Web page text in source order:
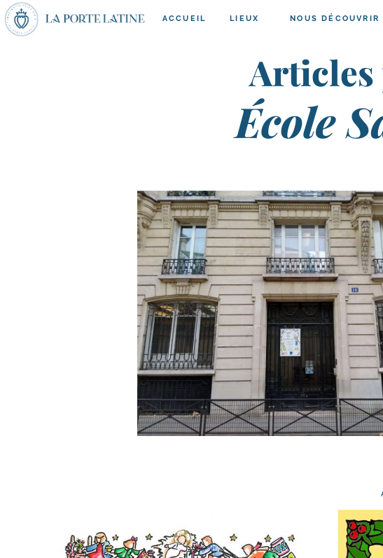
ACCUEIL LIEUX NOUS DÉCOUVRIR
Articles
École